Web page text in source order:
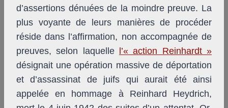
d’assertions dénuées de la moindre preuve. La
plus voyante de leurs manières de procéder
réside dans l’affirmation, non accompagnée de
preuves, selon laquelle
l’« action Reinhardt »
désignait une opération massive de déportation
et d’assassinat de juifs qui aurait été ainsi
appelée en hommage à Reinhard Heydrich,